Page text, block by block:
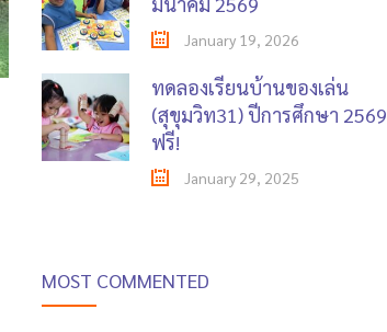
January 19, 2026
ทดลองเรียนบ้านของเล่น
(สุขุมวิท31) ปีการศึกษา 2569
ฟรี!
January 29, 2025
MOST COMMENTED